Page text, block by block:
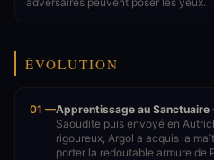
ÉVOLUTION
01 —Apprentissage au Sanctuaire
Saoudite puis envoyé en
rigoureux, Argol a acquis la
porter la redoutable armure de